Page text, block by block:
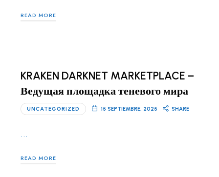
READ MORE
KRAKEN DARKNET MARKETPLACE –
Ведущая площадка теневого мира
UNCATEGORIZED 15 SEPTIEMBRE, 2025 SHARE
…
READ MORE